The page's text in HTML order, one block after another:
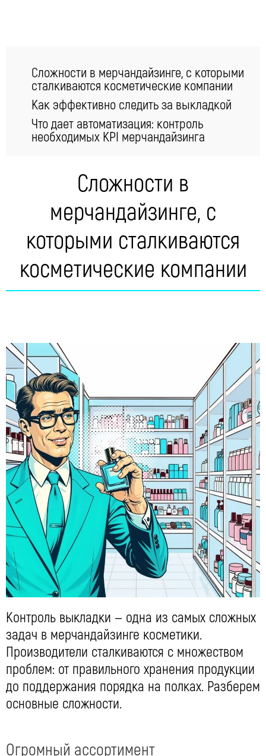
Сложности в мерчандайзинге, с которыми
сталкиваются косметические компании
Как эффективно следить за выкладкой
Что дает автоматизация: контроль
необходимых KPI мерчандайзинга
Сложности в
мерчандайзинге, с
которыми сталкиваются
косметические компании
Контроль выкладки — одна из самых сложных
задач в мерчандайзинге косметики.
Производители сталкиваются с множеством
проблем: от правильного хранения продукции
до поддержания порядка на полках. Разберем
основные сложности.
Огромный ассортимент